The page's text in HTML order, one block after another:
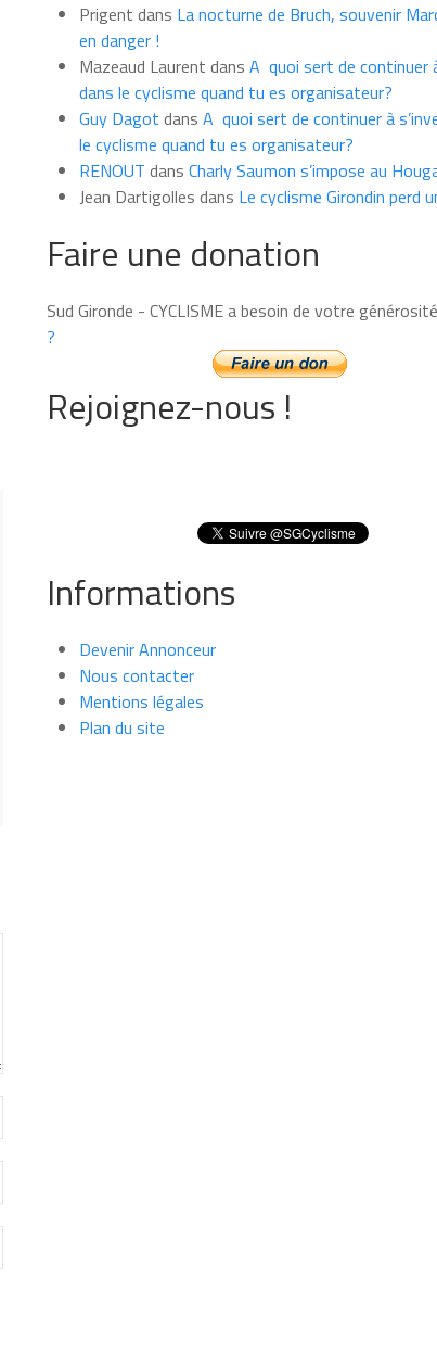
moisPrigent dans La nocturne de Bruch, souvenir
en danger !
Mazeaud Laurent dans A quoi sert de continuer
dans le cyclisme quand tu es organisateur?
Guy Dagot dans A quoi sert de continuer à
le cyclisme quand tu es organisateur?
RENOUT dans Charly Saumon s’impose au
Jean Dartigolles dans Le cyclisme Girondin perd
Faire une donation
Sud Gironde - CYCLISME a besoin de votre
?
Rejoignez-nous !
Informations
Devenir Annonceur
Nous contacter
Mentions légales
Plan du site